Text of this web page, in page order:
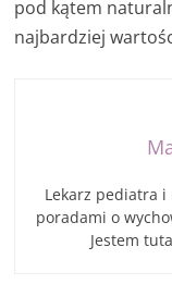
pod kątem
najbardziej
Lekarz pediatra
poradami o
Jestem